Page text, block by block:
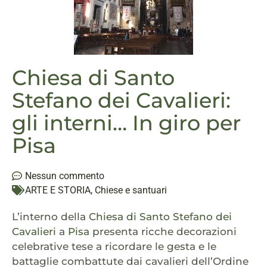
Chiesa di Santo
Stefano dei Cavalieri:
gli interni… In giro per
Pisa
Nessun commento
ARTE E STORIA, Chiese e santuari
L’interno della Chiesa di Santo Stefano dei
Cavalieri a Pisa presenta ricche decorazioni
celebrative tese a ricordare le gesta e le
battaglie combattute dai cavalieri dell’Ordine